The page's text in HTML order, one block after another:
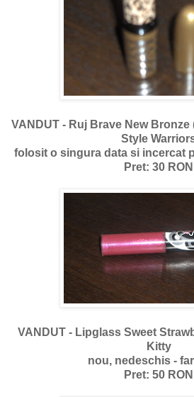
VANDUT - Ruj Brave New Bronze
Style
folosit o singura data si incercat
Pret: 30 RON
VANDUT - Lipglass Sweet
Kitty
nou, nedeschis -
Pret: 50 RON